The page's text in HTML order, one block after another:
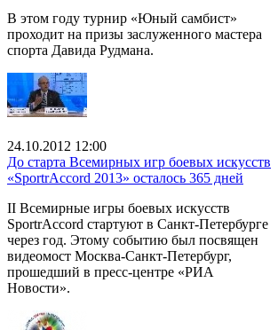
В этом году турнир «Юный самбист»
проходит на призы заслуженного мастера
спорта Давида Рудмана.
24.10.2012 12:00
До старта Всемирных игр боевых искусств
«SportrAccord 2013» осталось 365 дней
II Всемирные игры боевых искусств
SportrAccord стартуют в Санкт-Петербурге
через год. Этому событию был посвящен
видеомост Москва-Санкт-Петербург,
прошедший в пресс-центре «РИА
Новости».